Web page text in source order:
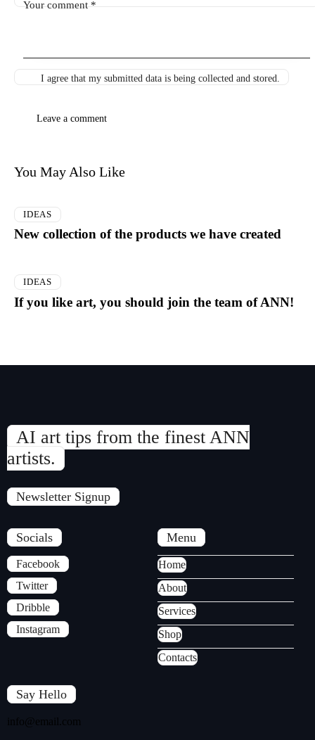
I agree that my submitted data is being collected and stored.
You May Also Like
IDEAS
New collection of the products we have created
IDEAS
If you like art, you should join the team of ANN!
AI art tips from the finest ANN
artists.
Newsletter Signup
Socials
Facebook
Twitter
Dribble
Instagram
Menu
Home
About
Services
Shop
Contacts
Say Hello
info@email.com